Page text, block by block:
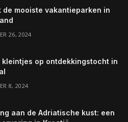
de mooiste vakantieparken in
26, 2024
kleintjes op ontdekkingstocht in
8, 2024
aan de Adriatische kust: een